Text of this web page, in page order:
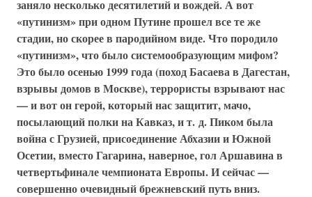
заняло несколько десятилетий и вождей. А вот
«путинизм» при одном Путине прошел все те же
стадии, но скорее в пародийном виде. Что породило
«путинизм», что было системообразующим мифом?
Это было осенью 1999 года (поход Басаева в Дагестан,
взрывы домов в Москве), террористы взрывают нас
— и вот он герой, который нас защитит, мачо,
посылающий полки на Кавказ, и т. д. Пиком была
война с Грузией, присоединение Абхазии и Южной
Осетии, вместо Гагарина, наверное, гол Аршавина в
четвертьфинале чемпионата Европы. И сейчас —
совершенно очевидный брежневский путь вниз.